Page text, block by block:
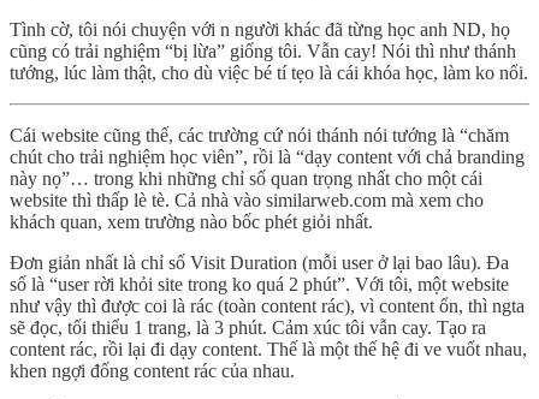
Tình cờ, tôi nói chuyện với n người khác đã từng học anh ND, họ
cũng có trải nghiệm “bị lừa” giống tôi. Vẫn cay! Nói thì như thánh
tướng, lúc làm thật, cho dù việc bé tí tẹo là cái khóa học, làm ko nổi.
Cái website cũng thế, các trường cứ nói thánh nói tướng là “chăm
chút cho trải nghiệm học viên”, rồi là “dạy content với chả branding
này nọ”… trong khi những chỉ số quan trọng nhất cho một cái
website thì thấp lè tè. Cả nhà vào similarweb.com mà xem cho
khách quan, xem trường nào bốc phét giỏi nhất.
Đơn giản nhất là chỉ số Visit Duration (mỗi user ở lại bao lâu). Đa
số là “user rời khỏi site trong ko quá 2 phút”. Với tôi, một website
như vậy thì được coi là rác (toàn content rác), vì content ổn, thì ngta
sẽ đọc, tối thiểu 1 trang, là 3 phút. Cảm xúc tôi vẫn cay. Tạo ra
content rác, rồi lại đi dạy content. Thế là một thế hệ đi ve vuốt nhau,
khen ngợi đống content rác của nhau.